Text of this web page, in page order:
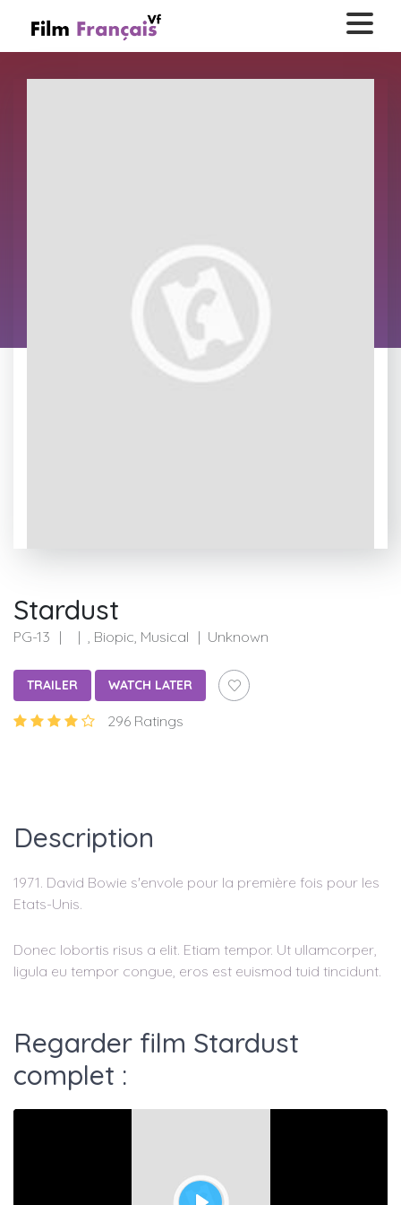
Stardust
PG-13 , Biopic, Musical Unknown
TRAILER WATCH LATER
296 Ratings
Description
1971. David Bowie s'envole pour la première fois pour les
Etats-Unis.
Donec lobortis risus a elit. Etiam tempor. Ut ullamcorper,
ligula eu tempor congue, eros est euismod tuid tincidunt.
Regarder film Stardust
complet :